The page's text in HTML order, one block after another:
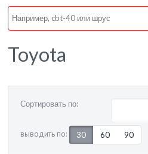
Toyota
Сортировать по:
выводить по: 30 60 90